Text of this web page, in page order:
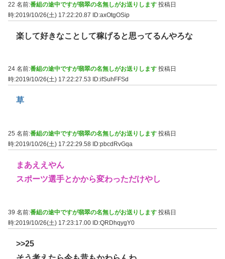
22 名前:番組の途中ですが翡翠の名無しがお送りします 投稿日
時:2019/10/26(土) 17:22:20.87 ID:axOtgOSip
楽して好きなことして稼げると思ってるんやろな
24 名前:番組の途中ですが翡翠の名無しがお送りします 投稿日
時:2019/10/26(土) 17:22:27.53
ID:ifSuhFFSd
草
25 名前:番組の途中ですが翡翠の名無しがお送りします 投稿日
時:2019/10/26(土) 17:22:29.58 ID:pbcdRvGqa
まあええやん
スポーツ選手とかから変わっただけやし
39 名前:番組の途中ですが翡翠の名無しがお送りします 投稿日
時:2019/10/26(土) 17:23:17.00 ID:QRDhqygY0
>>25